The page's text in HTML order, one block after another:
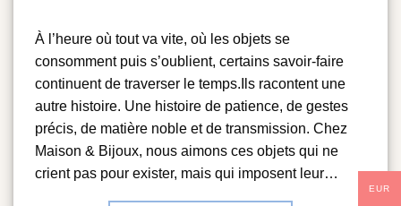
À l’heure où tout va vite, où les objets se
consomment puis s’oublient, certains savoir-faire
continuent de traverser le temps.Ils racontent une
autre histoire. Une histoire de patience, de gestes
précis, de matière noble et de transmission. Chez
Maison & Bijoux, nous aimons ces objets qui ne
crient pas pour exister, mais qui imposent leur…
EUR